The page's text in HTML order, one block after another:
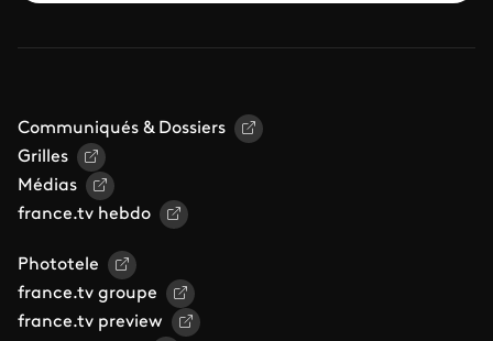
Communiqués & Dossiers
Grilles
Médias
france.tv hebdo
Phototele
france.tv groupe
france.tv preview